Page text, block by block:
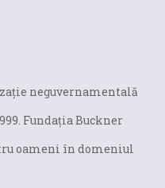
neguvernamentală
Fundaţia Buckner
oameni în domeniul